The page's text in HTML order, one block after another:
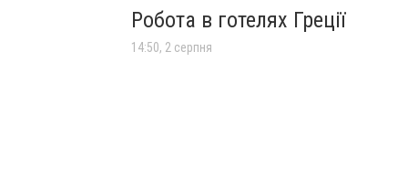
Робота в готелях Греції
14:50, 2 серпня